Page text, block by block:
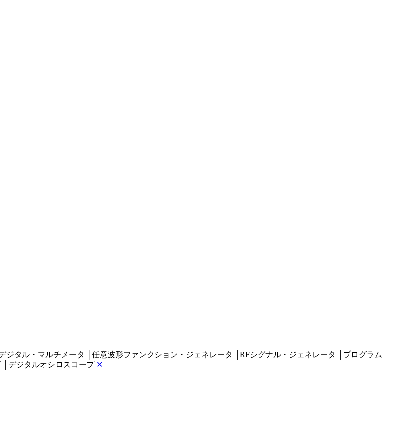
ジタル・マルチメータ 任意波形ファンクション・ジェネレータ RFシグナル・ジェネレータ
プログラム
デジタルオシロスコープ ✕